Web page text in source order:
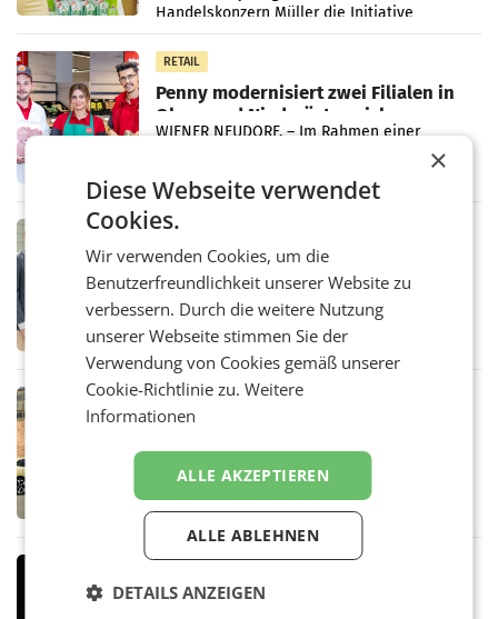
Handelskonzern Müller die Initiative
„Kreislauf-Helden“ in allen österreichischen
Müller-Filialen
RETAIL
Penny modernisiert zwei Filialen in
Ober- und Niederösterreich
WIENER NEUDORF. – Im Rahmen einer
erneuert Penny zwei Filialen in Nieder- und
Oberösterreich. Die beiden Standorte liegen
in Haag sowie im rund
RETAIL
Alles bereit für den Wechsel: Jürgen
Albrecht setzt ab 1.1.2027 auf Adeg
Zusammenarbeit zwischen Adeg und dem
Vorarlberger Kaufmann Jürgen Albrecht ist
kartellrechtlich freigegeben: Die
Bundeswettbewerbsbehörde und der
Bundeskartellanwalt
MOBILITY BUSINESS
Rekordergebnis im Juli: Leapmotor
verdoppelt Auslieferungen und
überschreitet die 100.000er-Marke
– Im Juli 2026 erreichte Leapmotor einen
wichtigen Meilenstein und lieferte weltweit
101.267 Fahrzeuge aus, womit sich das
Ergebnis gegenüber Juli 2025 mehr als
verdoppelte (+102
MARKETING & MEDIA
Stiftungsrat Lederer wehrt sich in
×
Diese Webseite verwendet
Cookies.
Wir verwenden Cookies, um die
Benutzerfreundlichkeit unserer Website zu
verbessern. Durch die weitere Nutzung
unserer Webseite stimmen Sie der
Verwendung von Cookies gemäß unserer
Cookie-Richtlinie zu.Weitere
Informationen
ALLE AKZEPTIEREN
ALLE ABLEHNEN
DETAILS ANZEIGEN